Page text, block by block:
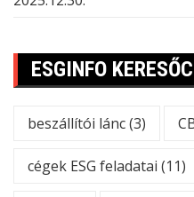
ESGINFO
beszállítói lánc(3)
cégek ESG feladatai (11)